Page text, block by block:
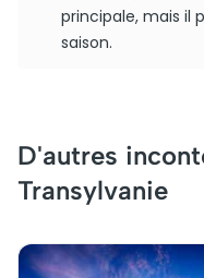
principale, mais il
saison.
D'autres
Transylvanie